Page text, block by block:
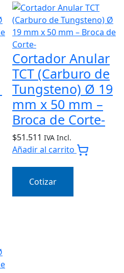
Cortador Anular
TCT (Carburo de
Tungsteno) Ø 19
mm x 50 mm –
Broca de Corte-
$51.511 IVA Incl.
Añadir al carrito
Cotizar